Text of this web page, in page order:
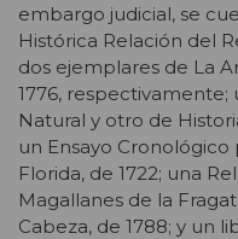
embargo judicial, se
Histórica Relación del
dos ejemplares de La
1776,
Natural y otro de
un Ensayo Cronológico
Florida, de 1722; una
Magallanes de la
Cabeza, de 1788; y un